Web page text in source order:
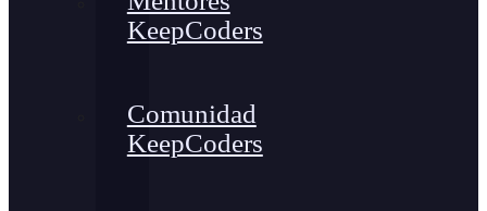
KeepCoders
Comunidad
KeepCoders